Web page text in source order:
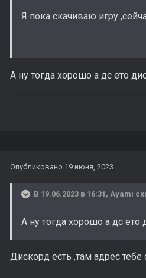
Я пока скачиваю игру
А ну тогда хорошо а дс ето
Опубликовано 19 июня, 2023
В 19.06.2023 в 16:31, Ayami
А ну тогда хорошо а дс ето
Дискорд есть ,там адрес тебе